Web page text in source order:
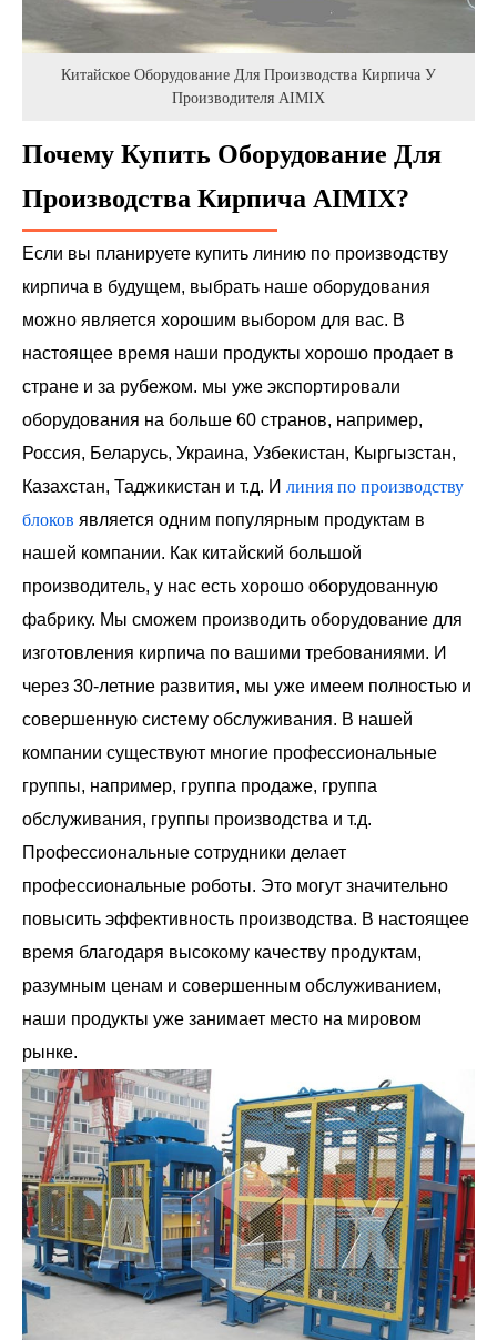
Китайское Оборудование Для Производства Кирпича У
Производителя AIMIX
Почему Купить Оборудование Для
Производства Кирпича AIMIX?
Если вы планируете купить линию по производству
кирпича в будущем, выбрать наше оборудования
можно является хорошим выбором для вас. В
настоящее время наши продукты хорошо продает в
стране и за рубежом. мы уже экспортировали
оборудования на больше 60 странов, например,
Россия, Беларусь, Украина, Узбекистан, Кыргызстан,
Казахстан, Таджикистан и т.д. И линия по производству
блоков является одним популярным продуктам в
нашей компании. Как китайский большой
производитель, у нас есть хорошо оборудованную
фабрику. Мы сможем производить оборудование для
изготовления кирпича по вашими требованиями. И
через 30-летние развития, мы уже имеем полностью и
совершенную систему обслуживания. В нашей
компании существуют многие профессиональные
группы, например, группа продаже, группа
обслуживания, группы производства и т.д.
Профессиональные сотрудники делает
профессиональные роботы. Это могут значительно
повысить эффективность производства. В настоящее
время благодаря высокому качеству продуктам,
разумным ценам и совершенным обслуживанием,
наши продукты уже занимает место на мировом
рынке.